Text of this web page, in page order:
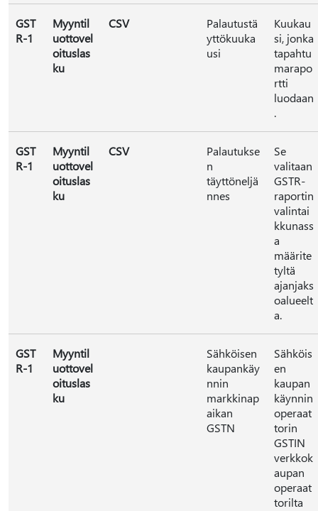
GST
R-1
Myyntil
uottovel
oituslas
ku
CSV
Palautustä
yttökuuka
usi
Kuukau
si, jonka
tapahtu
marapo
rtti
luodaan
.
GST
R-1
Myyntil
uottovel
oituslas
ku
CSV
Palautukse
n
täyttöneljä
nnes
Se
valitaan
GSTR-
raportin
valintai
kkunass
a
määrite
tyltä
ajanjaks
oalueelt
a.
GST
R-1
Myyntil
uottovel
oituslas
ku
Sähköisen
kaupankäy
nnin
markkinap
aikan
GSTN
Sähköis
en
kaupan
käynnin
operaat
torin
GSTIN
verkkok
aupan
operaat
torilta